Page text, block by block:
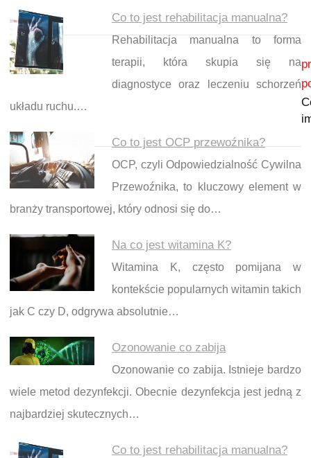
Co to jest rehabilitacja manualna?
Rehabilitacja manualna to forma
terapii, która skupia się na
diagnostyce oraz leczeniu schorzeń
układu ruchu.…
Co to jest OCP przewoźnika?
OCP, czyli Odpowiedzialność Cywilna
Przewoźnika, to kluczowy element w
branży transportowej, który odnosi się do…
Na co jest witamina K?
Witamina K, często pomijana w
kontekście popularnych witamin takich
jak C czy D, odgrywa absolutnie…
Ozonowanie co zabija
Ozonowanie co zabija. Istnieje bardzo
wiele metod dezynfekcji. Obecnie dezynfekcja jest jedną z
najbardziej skutecznych…
Co to jest rehabilitacja manualna?
Nawigacja wpisu